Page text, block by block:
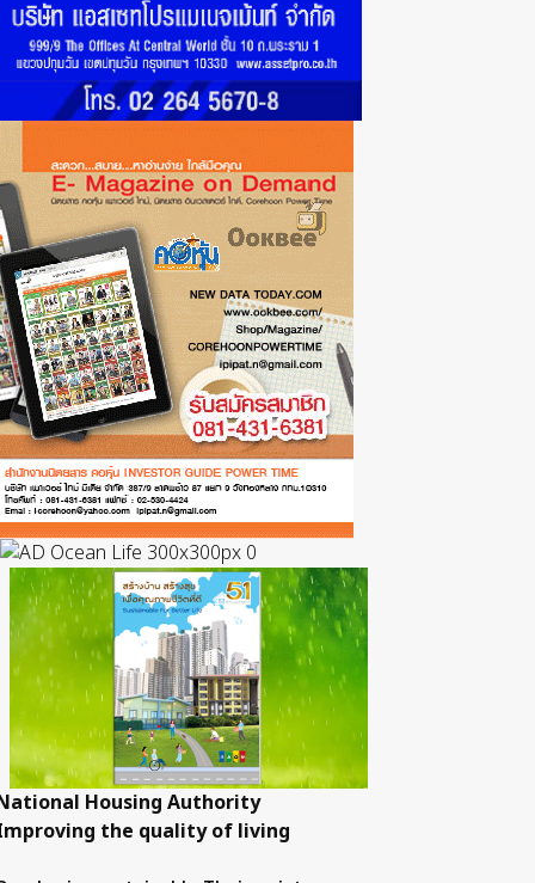
Housing Authority
the quality of living